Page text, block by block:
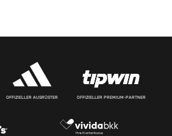
OFFIZIELLER AUSRÜSTER OFFIZIELLER PREMIUM-PARTNER